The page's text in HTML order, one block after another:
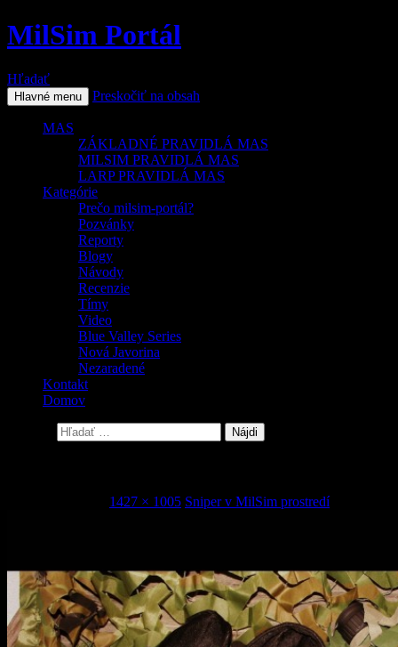
MilSim Portál
Hľadať
Hlavné menu Preskočiť na obsah
MAS
ZÁKLADNÉ PRAVIDLÁ MAS
MILSIM PRAVIDLÁ MAS
LARP PRAVIDLÁ MAS
Kategórie
Prečo milsim-portál?
Pozvánky
Reporty
Blogy
Návody
Recenzie
Tímy
Video
Blue Valley Series
Nová Javorina
Nezaradené
Kontakt
Domov
1427 × 1005 Sniper v MilSim prostredí